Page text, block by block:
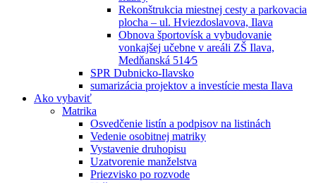
Rekonštrukcia miestnej cesty a parkovacia
plocha – ul. Hviezdoslavova, Ilava
Obnova športovísk a vybudovanie
vonkajšej učebne v areáli ZŠ Ilava,
Medňanská 514⁄5
SPR Dubnicko-Ilavsko
sumarizácia projektov a investície mesta Ilava
Ako vybaviť
Matrika
Osvedčenie listín a podpisov na listinách
Vedenie osobitnej matriky
Vystavenie druhopisu
Uzatvorenie manželstva
Priezvisko po rozvode